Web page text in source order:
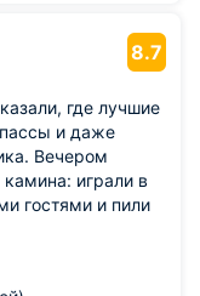
8.7
где лучшие
и даже
Вечером
играли в
гостями и пили
снаряжения,